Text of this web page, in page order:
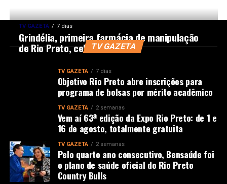
TV GAZETA
TV GAZETA 7 dias
Grindélia, primeira farmácia de manipulação
de Rio Preto, celebra 45 anos
TV GAZETA 7 dias
Objetivo Rio Preto abre inscrições para
programa de bolsas por mérito acadêmico
TV GAZETA 2 semanas
Vem aí 63ª edição da Expo Rio Preto: de 1 e
16 de agosto, totalmente gratuita
TV GAZETA 2 semanas
Pelo quarto ano consecutivo, Bensaúde foi
o plano de saúde oficial do Rio Preto
Country Bulls